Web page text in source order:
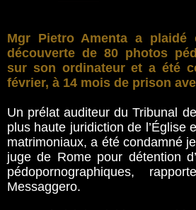
Mgr Pietro Amenta a plaidé
découverte de 80 photos
sur son ordinateur et a été
février, à 14 mois de prison
Un prélat auditeur du Tribunal
plus haute juridiction de l’Église
matrimoniaux, a été condamné
juge de Rome pour détention
pédopornographiques,
Messaggero.